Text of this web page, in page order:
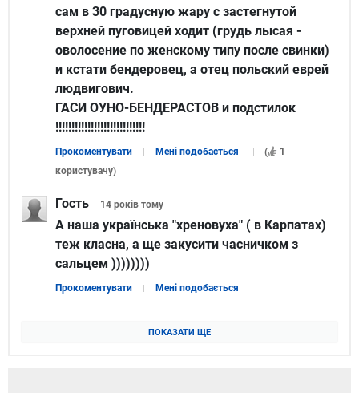
сам в 30 градусную жару с застегнутой
верхней пуговицей ходит (грудь лысая -
оволосение по женскому типу после свинки)
и кстати бендеровец, а отец польский еврей
людвигович.
ГАСИ ОУНО-БЕНДЕРАСТОВ и подстилок
!!!!!!!!!!!!!!!!!!!!!!!!!!!!
Прокоментувати Мені подобається (
1
користувачу)
Гость 14 років тому
А наша українська "хреновуха" ( в Карпатах)
теж класна, а ще закусити часничком з
сальцем ))))))))
Прокоментувати Мені подобається
ПОКАЗАТИ ЩЕ